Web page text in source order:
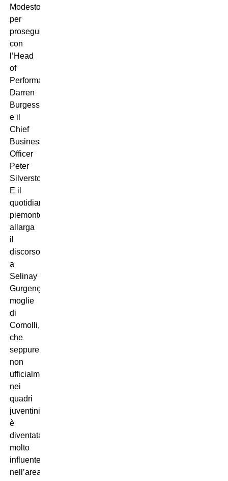
Modesto
per
proseguire
con
l’Head
of
Performance
Darren
Burgess
e il
Chief
Business
Officer
Peter
Silverstone.
E il
quotidiano
piemontese
allarga
il
discorso
a
Selinay
Gurgenç,
moglie
di
Comolli,
che
seppure
non
ufficialmente
nei
quadri
juventini
è
diventata
molto
influente
nell’area